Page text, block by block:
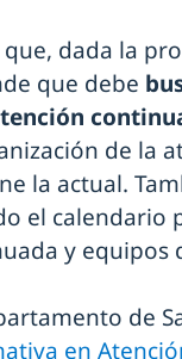
dada la
que debe
de la
la actual.
el
y equipos
de
en